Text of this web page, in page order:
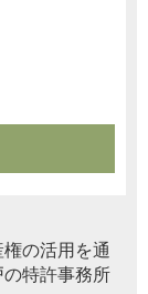
の活用を通
特許事務所